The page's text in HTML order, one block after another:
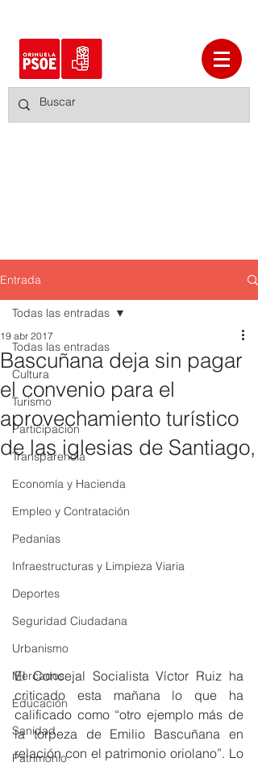
Entrada
Todas las entradas
Cultura
Turismo
Participación
Transparencia
Economía y Hacienda
Empleo y Contratación
Pedanías
Infraestructuras y Limpieza Viaria
Deportes
Seguridad Ciudadana
Urbanismo
Mercados
Educación
Sanidad
Patrimonio
Todas las entradas
Bascuñana deja sin pagar
el convenio para el
aprovechamiento turístico
de las iglesias de Santiago,
19 abr 2017
El Concejal Socialista Víctor Ruiz ha
criticado esta mañana lo que ha
calificado como “otro ejemplo más de
la torpeza de Emilio Bascuñana en
relación con el patrimonio oriolano”. Lo